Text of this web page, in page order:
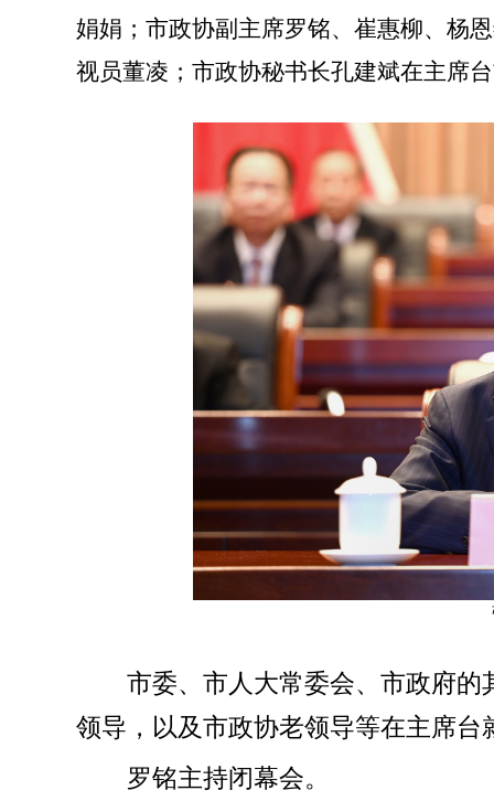
娟娟；市政协副主席罗铭、崔惠柳、杨
视员董凌；市政协秘书长孔建斌在主席
市委、市人大常委会、市政府
领导，以及市政协老领导等在主席台
罗铭主持闭幕会。